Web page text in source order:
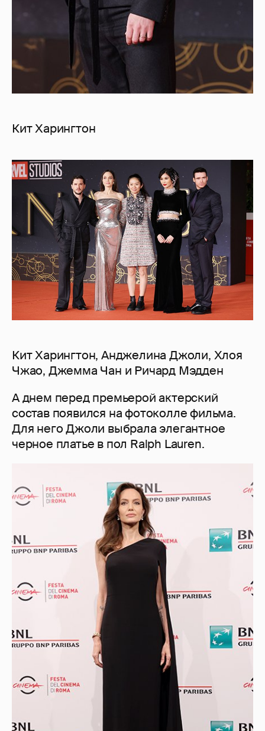
Кит Харингтон
Кит Харингтон, Анджелина Джоли, Хлоя
Чжао, Джемма Чан и Ричард Мэдден
А днем перед премьерой актерский
состав появился на фотоколле фильма.
Для него Джоли выбрала элегантное
черное платье в пол Ralph Lauren.